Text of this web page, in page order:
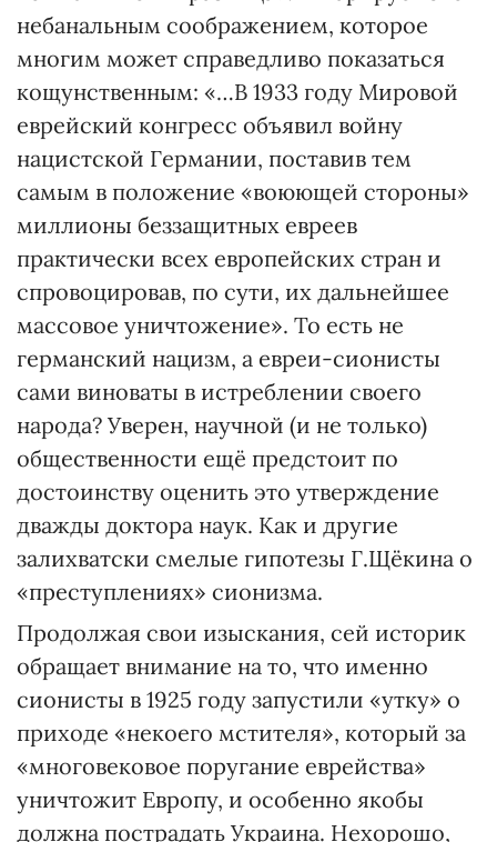
небанальным соображением, которое
многим может справедливо показаться
кощунственным: «…В 1933 году Мировой
еврейский конгресс объявил войну
нацистской Германии, поставив тем
самым в положение «воюющей стороны»
миллионы беззащитных евреев
практически всех европейских стран и
спровоцировав, по сути, их дальнейшее
массовое уничтожение». То есть не
германский нацизм, а евреи-сионисты
сами виноваты в истреблении своего
народа? Уверен, научной (и не только)
общественности ещё предстоит по
достоинству оценить это утверждение
дважды доктора наук. Как и другие
залихватски смелые гипотезы Г.Щёкина о
«преступлениях» сионизма.
Продолжая свои изыскания, сей историк
обращает внимание на то, что именно
сионисты в 1925 году запустили «утку» о
приходе «некоего мстителя», который за
«многовековое поругание еврейства»
уничтожит Европу, и особенно якобы
должна пострадать Украина. Нехорошо,